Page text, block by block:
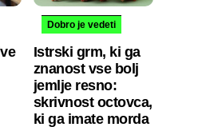
Dobro je vedeti
Istrski grm, ki ga
znanost vse bolj
jemlje resno:
skrivnost octovca,
ki ga imate morda